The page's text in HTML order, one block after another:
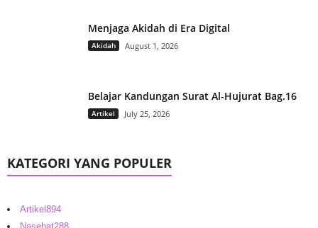
Menjaga Akidah di Era Digital
Akidah August 1, 2026
Belajar Kandungan Surat Al-Hujurat Bag.16
Artikel July 25, 2026
KATEGORI YANG POPULER
Artikel894